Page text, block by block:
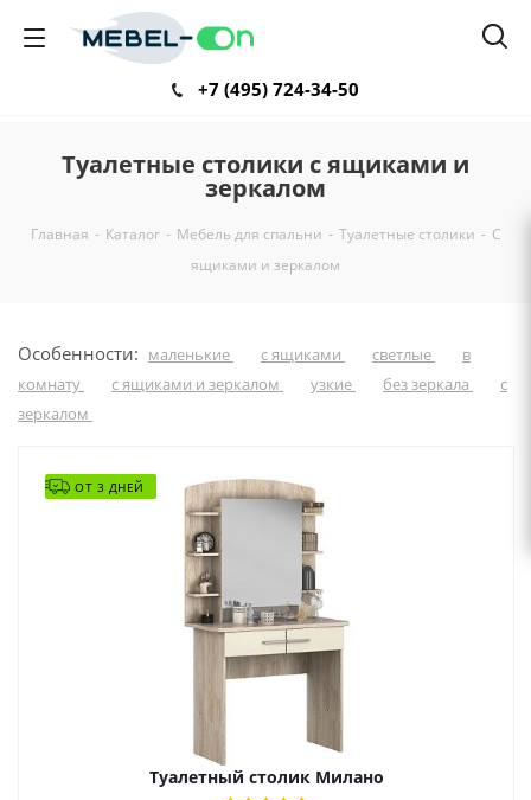
+7 (495) 724-34-50
Туалетные столики с ящиками и
зеркалом
Главная - Каталог - Мебель для спальни - Туалетные столики - С
ящиками и зеркалом
Особенности: маленькие с ящиками светлые
в
комнату
с ящиками и зеркалом узкие без зеркала
с
зеркалом
ОТ 3 ДНЕЙ
Туалетный столик Милано